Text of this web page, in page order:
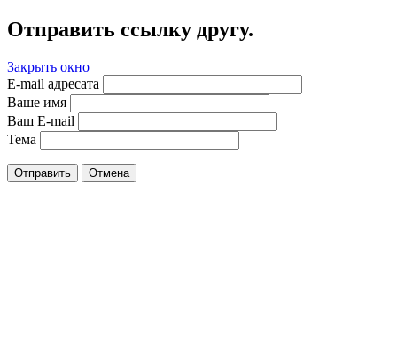
Отправить ссылку другу.
Закрыть окно
E-mail адресата
Ваше имя
Ваш E-mail
Тема
Отправить Отмена